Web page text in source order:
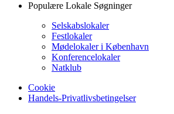
Populære Lokale Søgninger
Selskabslokaler
Festlokaler
Mødelokaler i København
Konferencelokaler
Natklub
Cookie
Handels-Privatlivsbetingelser